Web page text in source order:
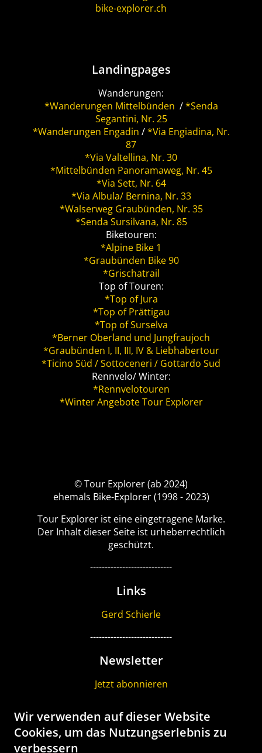
bike-explorer.ch
Landingpages
Wanderungen:
*Wanderungen Mittelbünden /*Senda
Segantini, Nr. 25
*Wanderungen Engadin /*Via Engiadina, Nr.
87
*Via Valtellina, Nr. 30
*Mittelbünden Panoramaweg, Nr. 45
*Via Sett, Nr. 64
*Via Albula/ Bernina, Nr. 33
*Walserweg Graubünden, Nr. 35
*Senda Sursilvana, Nr. 85
Biketouren:
*Alpine Bike 1
*Graubünden Bike 90
*Grischatrail
Top of Touren:
*Top of Jura
*Top of Prättigau
*Top of Surselva
*Berner Oberland und Jungfraujoch
*Graubünden I, II, III, IV & Liebhabertour
*Ticino Süd / Sottoceneri / Gottardo Sud
Rennvelo/ Winter:
*Rennvelotouren
*Winter Angebote Tour Explorer
© Tour Explorer (ab 2024)
ehemals Bike-Explorer (1998 - 2023)
Tour Explorer ist eine eingetragene Marke.
Der Inhalt dieser Seite ist urheberrechtlich
geschützt.
----------------------------
Links
Gerd Schierle
----------------------------
Newsletter
Jetzt abonnieren
Gutschein
Wir verwenden auf dieser Website
Cookies, um das Nutzungserlebnis zu
verbessern